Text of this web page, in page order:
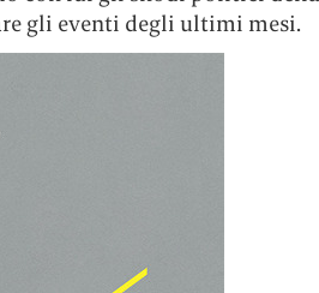
gli eventi degli ultimi mesi.